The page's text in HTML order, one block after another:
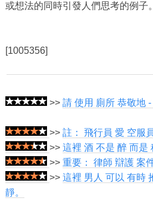
或想法的同時引發人們思考的例子。
[1005356]
>> 請 使用 廁所 恭敬地 -
>> 註： 飛行員 愛 空服
>> 這裡 酒 不是 醉 而是
>> 重要： 律師 辯護 案
>> 這裡 男人 可以 有時
靜。